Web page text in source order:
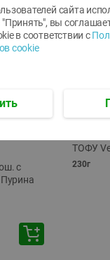
с
ТОФУ
230г
сайта
вы
в соответствии с
cookie